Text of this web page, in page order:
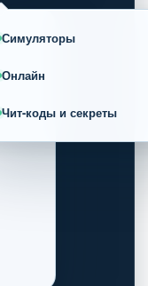
Симуляторы
Онлайн
Чит-коды и секреты